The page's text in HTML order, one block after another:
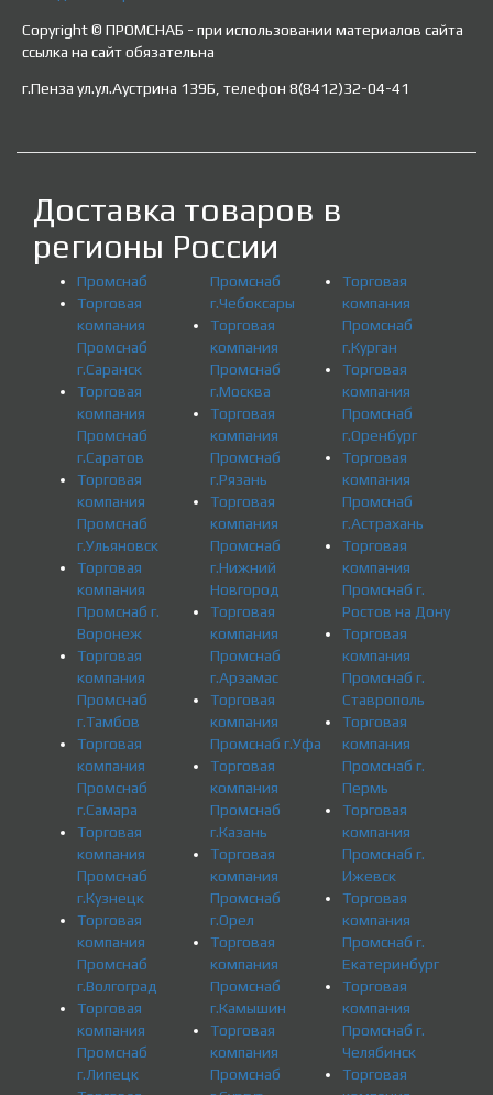
Copyright © ПРОМСНАБ - при использовании материалов сайта
ссылка на сайт обязательна
г.Пенза ул.ул.Аустрина 139Б, телефон 8(8412)32-04-41
Доставка товаров в
регионы России
Промснаб
Торговая
компания
Промснаб
г.Саранск
Торговая
компания
Промснаб
г.Саратов
Торговая
компания
Промснаб
г.Ульяновск
Торговая
компания
Промснаб г.
Воронеж
Торговая
компания
Промснаб
г.Тамбов
Торговая
компания
Промснаб
г.Самара
Торговая
компания
Промснаб
г.Кузнецк
Торговая
компания
Промснаб
г.Волгоград
Торговая
компания
Промснаб
г.Липецк
Промснаб
г.Чебоксары
Торговая
компания
Промснаб
г.Москва
Торговая
компания
Промснаб
г.Рязань
Торговая
компания
Промснаб
г.Нижний
Новгород
Торговая
компания
Промснаб
г.Арзамас
Торговая
компания
Промснаб г.Уфа
Торговая
компания
Промснаб
г.Казань
Торговая
компания
Промснаб
г.Орел
Торговая
компания
Промснаб
г.Камышин
Торговая
компания
Промснаб
Торговая
компания
Промснаб
г.Курган
Торговая
компания
Промснаб
г.Оренбург
Торговая
компания
Промснаб
г.Астрахань
Торговая
компания
Промснаб г.
Ростов на Дону
Торговая
компания
Промснаб г.
Ставрополь
Торговая
компания
Промснаб г.
Пермь
Торговая
компания
Промснаб г.
Ижевск
Торговая
компания
Промснаб г.
Екатеринбург
Торговая
компания
Промснаб г.
Челябинск
Торговая